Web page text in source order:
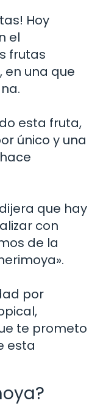
Hoy
el
frutas
en una que
esta fruta,
único y una
que hay
con
de la
por
te prometo
esta